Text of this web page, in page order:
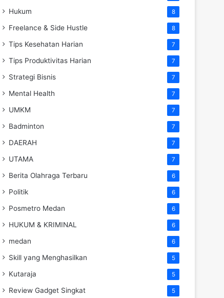
Hukum 8
Freelance & Side Hustle 8
Tips Kesehatan Harian 7
Tips Produktivitas Harian 7
Strategi Bisnis 7
Mental Health 7
UMKM 7
Badminton 7
DAERAH 7
UTAMA 7
Berita Olahraga Terbaru 6
Politik 6
Posmetro Medan 6
HUKUM & KRIMINAL 6
medan 6
Skill yang Menghasilkan 5
Kutaraja 5
Review Gadget Singkat 5